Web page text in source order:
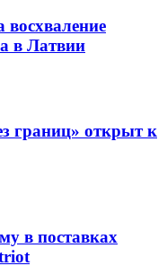
в Латвии
границ» открыт к
в поставках